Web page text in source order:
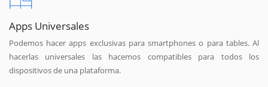
Apps Universales
Podemos hacer apps exclusivas para smartphones o para tables. Al
hacerlas universales las hacemos compatibles para todos los
dispositivos de una plataforma.